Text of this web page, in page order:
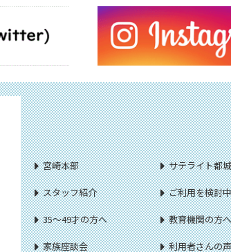
宮崎本部 サテライト都城
スタッフ紹介 ご利用を検討
35～49才の方へ 教育機関の方へ
家族座談会 利用者さんの声